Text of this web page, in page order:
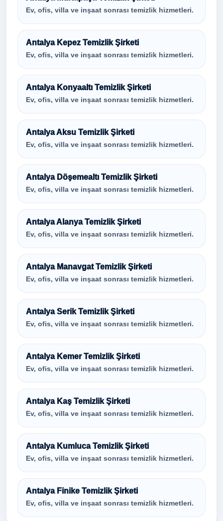
Ev, ofis, villa ve inşaat sonrası temizlik hizmetleri.
Antalya Kepez Temizlik Şirketi
Ev, ofis, villa ve inşaat sonrası temizlik hizmetleri.
Antalya Konyaaltı Temizlik Şirketi
Ev, ofis, villa ve inşaat sonrası temizlik hizmetleri.
Antalya Aksu Temizlik Şirketi
Ev, ofis, villa ve inşaat sonrası temizlik hizmetleri.
Antalya Döşemealtı Temizlik Şirketi
Ev, ofis, villa ve inşaat sonrası temizlik hizmetleri.
Antalya Alanya Temizlik Şirketi
Ev, ofis, villa ve inşaat sonrası temizlik hizmetleri.
Antalya Manavgat Temizlik Şirketi
Ev, ofis, villa ve inşaat sonrası temizlik hizmetleri.
Antalya Serik Temizlik Şirketi
Ev, ofis, villa ve inşaat sonrası temizlik hizmetleri.
Antalya Kemer Temizlik Şirketi
Ev, ofis, villa ve inşaat sonrası temizlik hizmetleri.
Antalya Kaş Temizlik Şirketi
Ev, ofis, villa ve inşaat sonrası temizlik hizmetleri.
Antalya Kumluca Temizlik Şirketi
Ev, ofis, villa ve inşaat sonrası temizlik hizmetleri.
Antalya Finike Temizlik Şirketi
Ev, ofis, villa ve inşaat sonrası temizlik hizmetleri.